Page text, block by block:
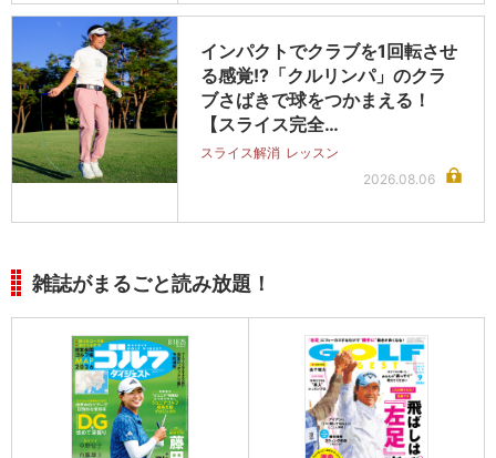
インパクトでクラブを1回転させ
る感覚!?「クルリンパ」のクラ
ブさばきで球をつかまえる！
【スライス完全…
スライス解消 レッスン
2026.08.06
雑誌がまるごと読み放題！